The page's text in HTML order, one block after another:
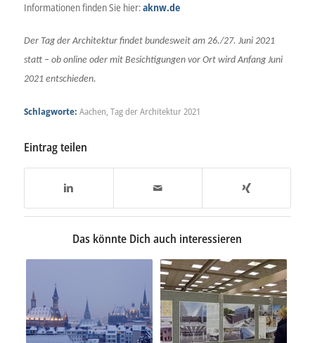
Informationen finden Sie hier:aknw.de
Der Tag der Architektur findet bundesweit am 26./27. Juni 2021
statt – ob online oder mit Besichtigungen vor Ort wird Anfang Juni
2021 entschieden.
Schlagworte: Aachen, Tag der Architektur 2021
Eintrag teilen
Das könnte Dich auch interessieren